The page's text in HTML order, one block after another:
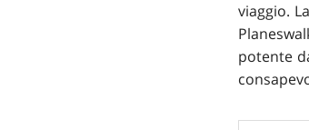
viaggio.
potente